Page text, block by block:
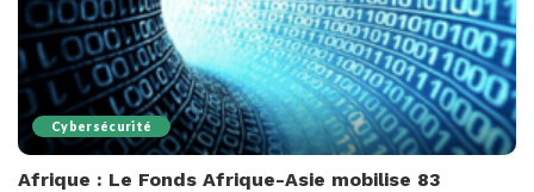
Cybersécurité
Afrique : Le Fonds Afrique-Asie mobilise 83